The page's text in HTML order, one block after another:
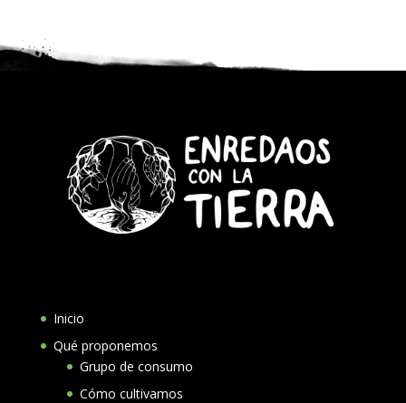
Inicio
Qué proponemos
Grupo de consumo
Cómo cultivamos